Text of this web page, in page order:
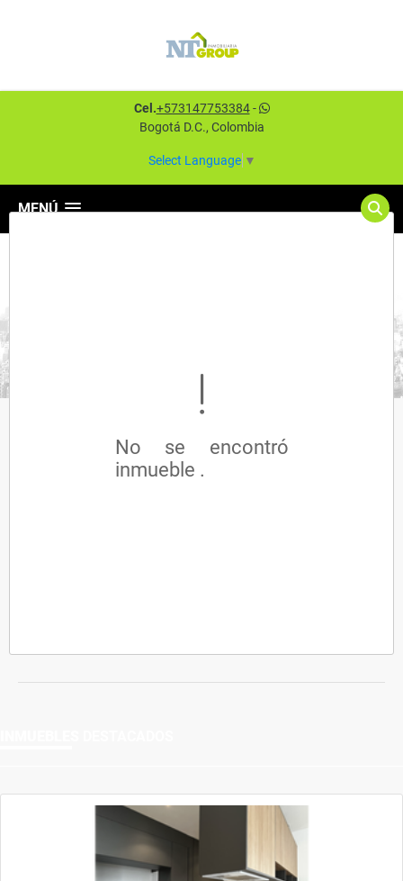
Cel.+573147753384-
Bogotá D.C., Colombia
Select Language ▼
MENÚ
No se encontró
inmueble .